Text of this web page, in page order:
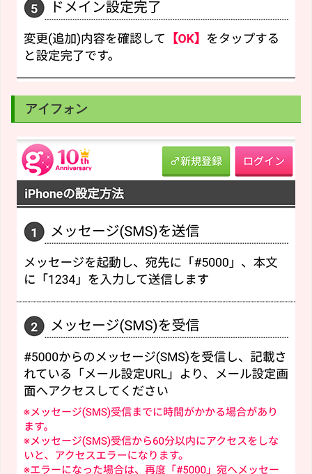
アイフォン